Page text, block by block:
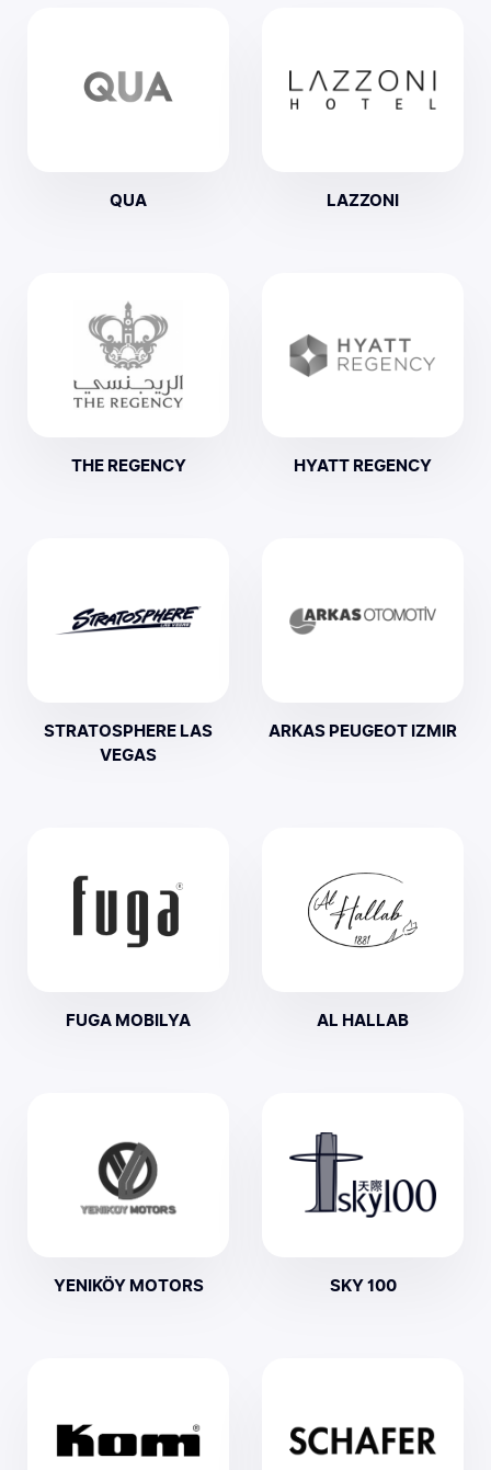
QUA LAZZONI
THE REGENCY HYATT REGENCY
STRATOSPHERE LAS
VEGAS
ARKAS PEUGEOT IZMIR
FUGA MOBILYA AL HALLAB
YENIKÖY MOTORS SKY 100